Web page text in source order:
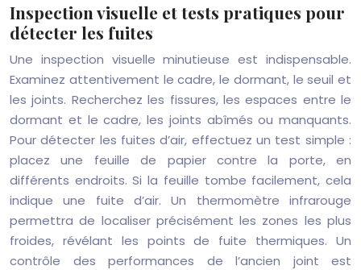
Inspection visuelle et tests pratiques pour
détecter les fuites
Une inspection visuelle minutieuse est indispensable.
Examinez attentivement le cadre, le dormant, le seuil et
les joints. Recherchez les fissures, les espaces entre le
dormant et le cadre, les joints abîmés ou manquants.
Pour détecter les fuites d’air, effectuez un test simple :
placez une feuille de papier contre la porte, en
différents endroits. Si la feuille tombe facilement, cela
indique une fuite d’air. Un thermomètre infrarouge
permettra de localiser précisément les zones les plus
froides, révélant les points de fuite thermiques. Un
contrôle des performances de l’ancien joint est